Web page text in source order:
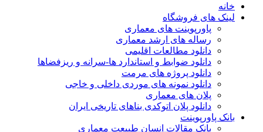
خانه
لینک های فروشگاه
پاورپوینت های معماری
رساله های ارشد معماری
دانلود مطالعات اقلیمی
دانلود ضوابط و استاندارد ها-سرانه و ریزفضاها
دانلود پروژه های مرمت
دانلود نمونه های موردی داخلی و خاجی
پلان های معماری
دانلود پلان اتوکدی بناهای تاریخی ایران
بانک پاورپوینت
بانک مقالات انسان طبیعت معماری